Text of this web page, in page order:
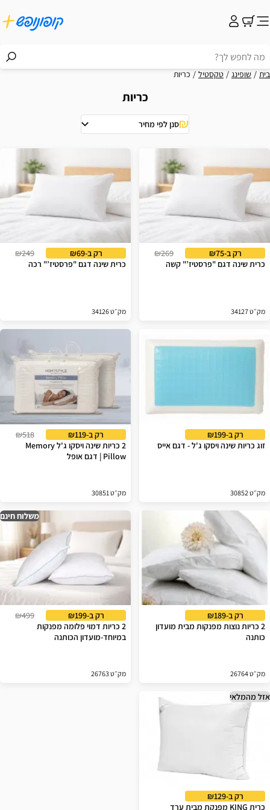
בית שופינג טקסטיל כריות
כריות
סנן לפי מחיר
רק ב-₪75
₪269
כרית שינה דגם "פרסטיז’" קשה
מק״ט 34127
רק ב-₪69
₪249
כרית שינה דגם "פרסטיז’" רכה
מק״ט 34126
רק ב-₪199
זוג כריות שינה ויסקו ג'ל - דגם אייס
מק״ט 30852
רק ב-₪119
₪518
2 כריות שינה ויסקו ג'ל Memory
Pillow | דגם אופל
מק״ט 30851
רק ב-₪189
2 כריות נוצות מפנקות מבית מועדון
כותנה
מק״ט 26764
משלוח חינם
רק ב-₪199
₪499
2 כריות דמוי פלומה מפנקות
במיוחד-מועדון הכותנה
מק״ט 26763
אזל מהמלאי
רק ב-₪129
כרית KING מפנקת מבית ערד